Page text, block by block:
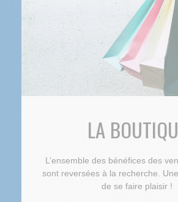
LA
L’ensemble des bénéfices des
sont reversées à la recherche.
de se faire plaisir !